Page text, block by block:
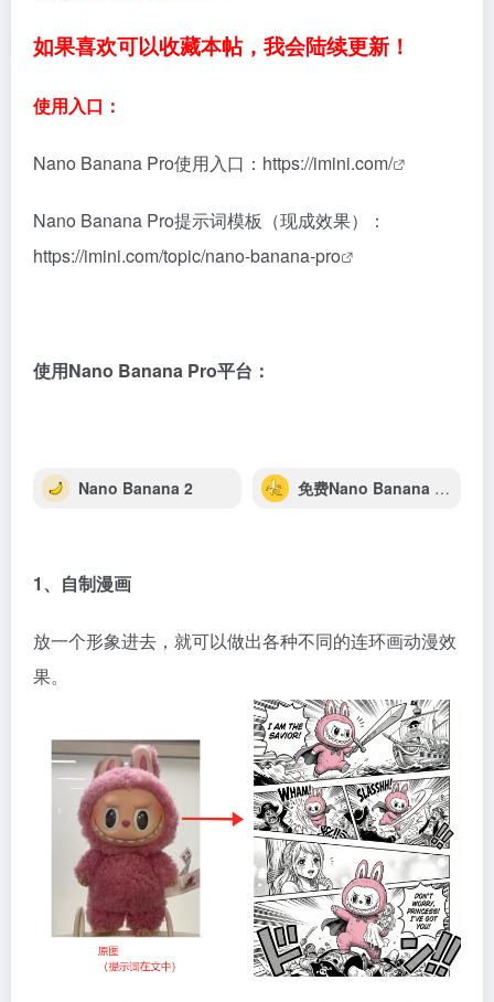
如果喜欢可以收藏本帖，我会陆续更新！
使用入口：
Nano Banana Pro使用入口： https://imini.com/
Nano Banana Pro提示词模板（现成效果）：
https://imini.com/topic/nano-banana-pro
使用Nano Banana Pro平台：
Nano Banana 2 免费Nano Banana Free
1、自制漫画
放一个形象进去，就可以做出各种不同的连环画动漫效
果。